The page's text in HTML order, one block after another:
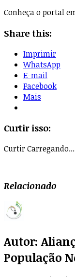
Conheça o portal
Share this:
Imprimir
WhatsApp
E-mail
Facebook
Mais
Curtir isso:
CurtirCarregando...
Relacionado
Autor:
População